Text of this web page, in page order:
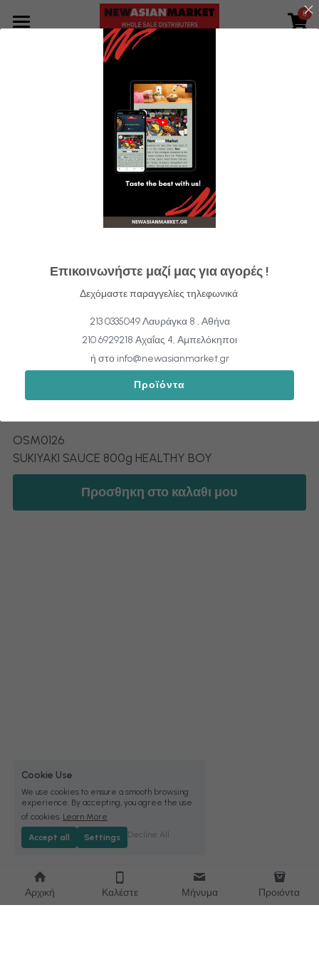
0
ENG
OSM0126
SUKIYAKI SAUCE 800g HEALTHY BOY
Προσθηκη στο καλαθι μου
×
STORE CATEGORIES
Αρχική Καλέστε Μήνυμα Προιόντα
Cookie Use
We use cookies to ensure a smooth browsing
experience. By accepting, you agree the use
of cookies. Learn More
Accept all Settings Decline All
Επικοινωνήστε μαζί μας για αγορές !
Δεχόμαστεπαραγγελίες τηλεφωνικά
213 0335049 Λαυράγκα 8 , Αθήνα
210 6929218 Αχαΐας 4, Αμπελόκηποι
ή στο info@newasianmarket.gr
Προϊόντα